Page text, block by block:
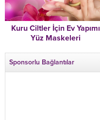
Kuru Ciltler İçin Ev Yapımı
Yüz Maskeleri
Sponsorlu Bağlantılar